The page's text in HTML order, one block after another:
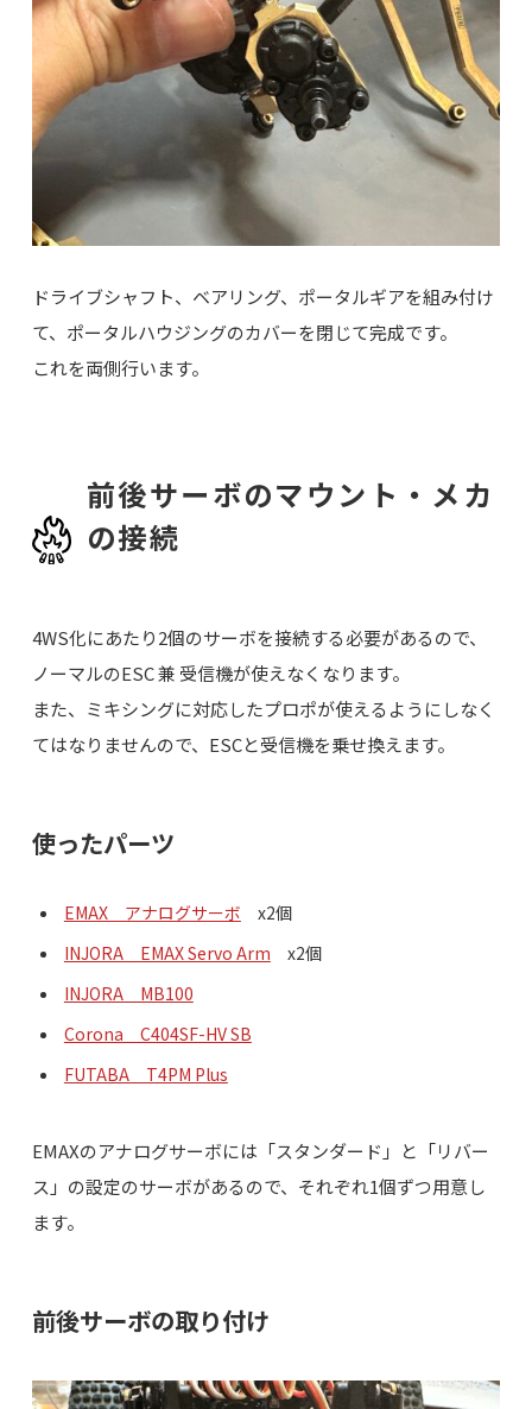
ドライブシャフト、ベアリング、ポータルギアを組み付け
て、ポータルハウジングのカバーを閉じて完成です。
これを両側行います。
前後サーボのマウント・メカ
の接続
4WS化にあたり2個のサーボを接続する必要があるので、
ノーマルのESC 兼 受信機が使えなくなります。
また、ミキシングに対応したプロポが使えるようにしなく
てはなりませんので、ESCと受信機を乗せ換えます。
使ったパーツ
EMAX アナログサーボ x2個
INJORA EMAX Servo Arm x2個
INJORA MB100
Corona C404SF-HV SB
FUTABA T4PM Plus
EMAXのアナログサーボには「スタンダード」と「リバー
ス」の設定のサーボがあるので、それぞれ1個ずつ用意し
ます。
前後サーボの取り付け